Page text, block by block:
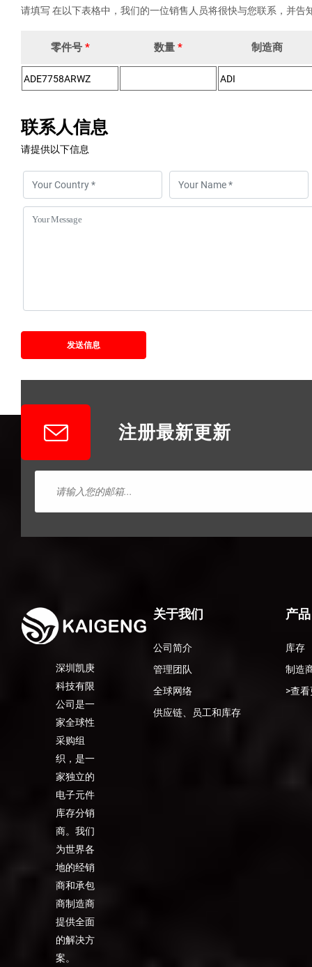
请填写 在以下表格中，我们的一位销售人员将很快与您联系，并告
零件号 * 数量 * 制造商
联系人信息
请提供以下信息
发送信息
注册最新更新
深圳凯庚
科技有限
公司是一
家全球性
采购组
织，是一
家独立的
电子元件
库存分销
商。我们
为世界各
地的经销
商和承包
商制造商
提供全面
的解决方
案。
关于我们
公司简介
管理团队
全球网络
供应链、员工和库存
产品
库存
制造
>查